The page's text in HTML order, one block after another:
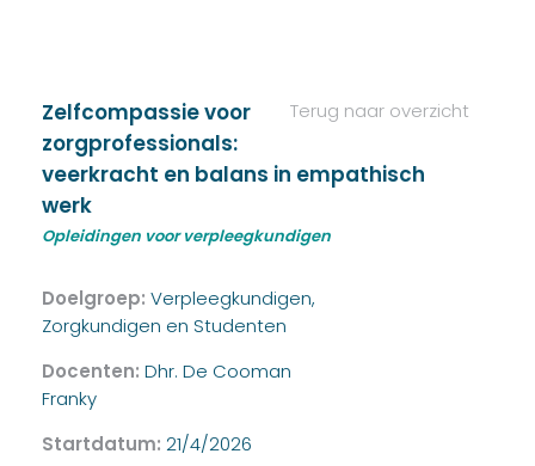
Terug naar overzicht
Zelfcompassie voor
zorgprofessionals:
veerkracht en balans in empathisch
werk
Opleidingen voor verpleegkundigen
Doelgroep: Verpleegkundigen,
Zorgkundigen en Studenten
Docenten: Dhr. De Cooman
Franky
Startdatum: 21/4/2026